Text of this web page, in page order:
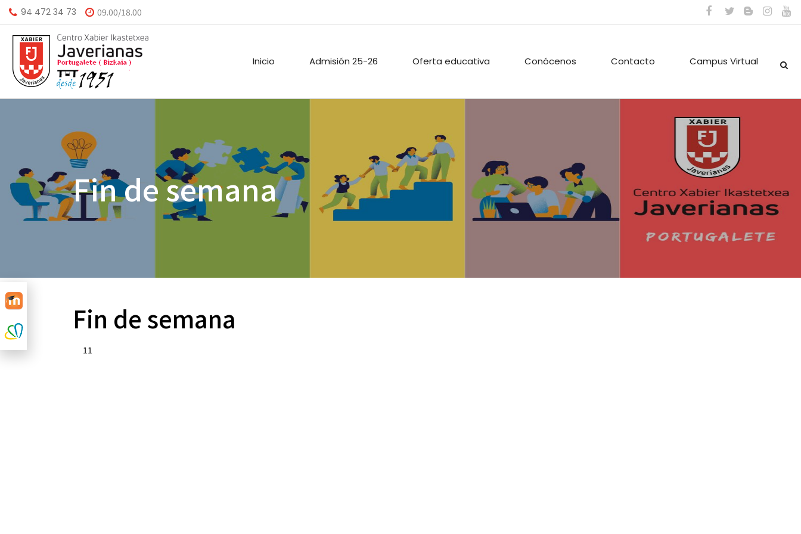
94 472 34 73 09.00/18.00
Inicio Admisión 25-26 Oferta educativa Conócenos
VISIÓN
CALENDARIO ESCOLAR
BIBLIOTECA
HORARIO PÚBLICO
INSTALACIONES
PROYECTOS DE
INNOVACIÓN
PROYECTO DIGITAL DE
CENTRO
CALIDAD
ACTIVIDADES
EXTRAESCOLARES
Contacto Campus Virtual
Fin de semana
Fin de semana
11